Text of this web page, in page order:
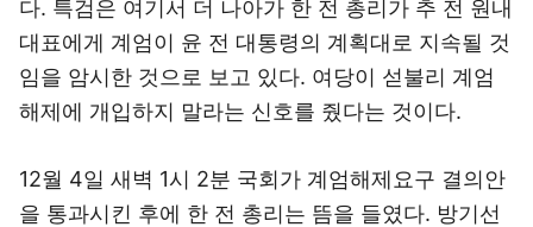
다. 특검은 여기서 더 나아가 한 전 총리가 추 전 원내
대표에게 계엄이 윤 전 대통령의 계획대로 지속될 것
임을 암시한 것으로 보고 있다. 여당이 섣불리 계엄
해제에 개입하지 말라는 신호를 줬다는 것이다.
12월 4일 새벽 1시 2분 국회가 계엄해제요구 결의안
을 통과시킨 후에 한 전 총리는 뜸을 들였다. 방기선